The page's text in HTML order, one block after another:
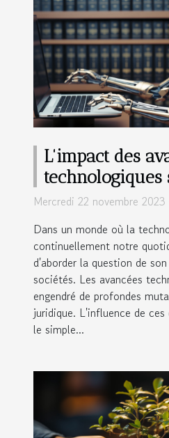
L'impact des
des sociétés
Mercredi 22 novembre
Dans un monde où la
continuellement notre
d'aborder la question de
sociétés. Les avancées
engendré de profondes
juridique. L'influence de ces
le simple...